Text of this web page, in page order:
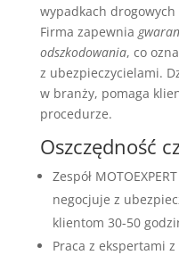
wypadkach
Firma zapewnia
odszkodowania, co
z ubezpieczycielami.
w branży, pomaga
procedurze.
Oszczędność
Zespół
negocjuje z
klientom 30-50
Praca z ekspertami